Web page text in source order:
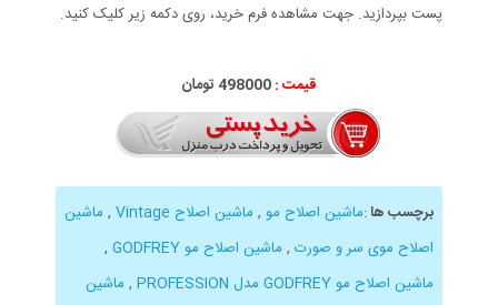
پست بپردازید. جهت مشاهده فرم خرید، روی دکمه زیر کلیک کنید.
قیمت :498000 تومان
برچسب ها:ماشین اصلاح مو , ماشین اصلاح Vintage , ماشین
اصلاح موی سر و صورت , ماشین اصلاح مو GODFREY
,
ماشین اصلاح مو GODFREY مدل PROFESSION
, ماشین